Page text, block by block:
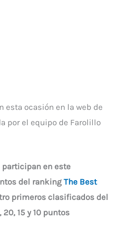
esta ocasión en la web de
por el equipo de Farolillo
participan en este
del ranking The Best
primeros clasificados del
15 y 10 puntos